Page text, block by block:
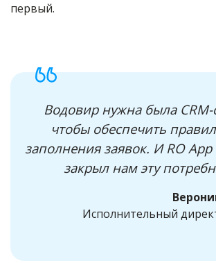
первый.
Водовир нужна была CRM-
чтобы обеспечить
заполнения заявок. И RO
закрыл нам эту
Исполнительный